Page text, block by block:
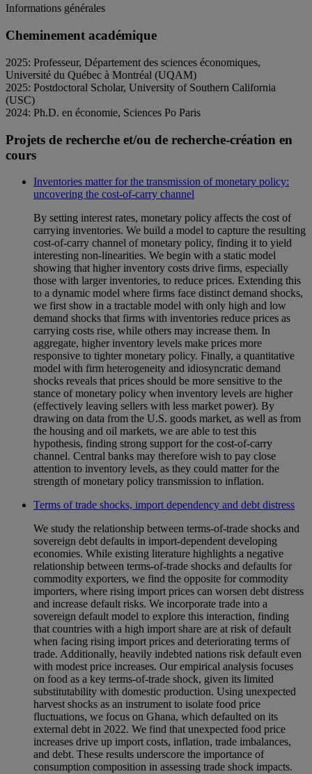
Informations générales
Cheminement académique
2025: Professeur, Département des sciences économiques,
Université du Québec à Montréal (UQAM)
2025: Postdoctoral Scholar, University of Southern California
(USC)
2024: Ph.D. en économie, Sciences Po Paris
Projets de recherche et/ou de recherche-création en
cours
Inventories matter for the transmission of monetary policy:
uncovering the cost-of-carry channel
By setting interest rates, monetary policy affects the cost of
carrying inventories. We build a model to capture the resulting
cost-of-carry channel of monetary policy, finding it to yield
interesting non-linearities. We begin with a static model
showing that higher inventory costs drive firms, especially
those with larger inventories, to reduce prices. Extending this
to a dynamic model where firms face distinct demand shocks,
we first show in a tractable model with only high and low
demand shocks that firms with inventories reduce prices as
carrying costs rise, while others may increase them. In
aggregate, higher inventory levels make prices more
responsive to tighter monetary policy. Finally, a quantitative
model with firm heterogeneity and idiosyncratic demand
shocks reveals that prices should be more sensitive to the
stance of monetary policy when inventory levels are higher
(effectively leaving sellers with less market power). By
drawing on data from the U.S. goods market, as well as from
the housing and oil markets, we are able to test this
hypothesis, finding strong support for the cost-of-carry
channel. Central banks may therefore wish to pay close
attention to inventory levels, as they could matter for the
strength of monetary policy transmission to inflation.
Terms of trade shocks, import dependency and debt distress
We study the relationship between terms-of-trade shocks and
sovereign debt defaults in import-dependent developing
economies. While existing literature highlights a negative
relationship between terms-of-trade shocks and defaults for
commodity exporters, we find the opposite for commodity
importers, where rising import prices can worsen debt distress
and increase default risks. We incorporate trade into a
sovereign default model to explore this interaction, finding
that countries with a high import share are at risk of default
when facing rising import prices and deteriorating terms of
trade. Additionally, heavily indebted nations risk default even
with modest price increases. Our empirical analysis focuses
on food as a key terms-of-trade shock, given its limited
substitutability with domestic production. Using unexpected
harvest shocks as an instrument to isolate food price
fluctuations, we focus on Ghana, which defaulted on its
external debt in 2022. We find that unexpected food price
increases drive up import costs, inflation, trade imbalances,
and debt. These results underscore the importance of
consumption composition in assessing trade shock impacts.